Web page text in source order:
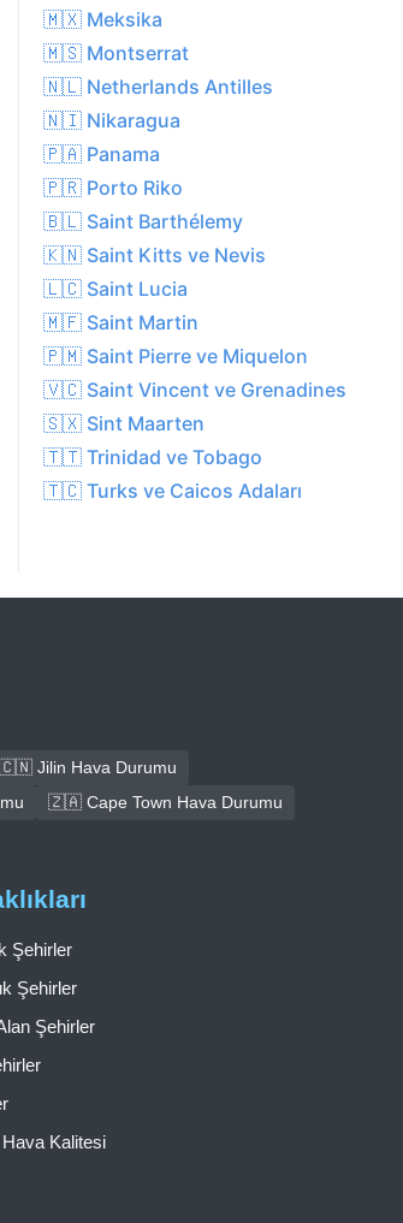
🇲🇽 Meksika
🇲🇸 Montserrat
🇳🇱 Netherlands Antilles
🇳🇮 Nikaragua
🇵🇦 Panama
🇵🇷 Porto Riko
🇧🇱 Saint Barthélemy
🇰🇳 Saint Kitts ve Nevis
🇱🇨 Saint Lucia
🇲🇫 Saint Martin
🇵🇲 Saint Pierre ve Miquelon
🇻🇨 Saint Vincent ve Grenadines
🇸🇽 Sint Maarten
🇹🇹 Trinidad ve Tobago
🇹🇨 Turks ve Caicos Adaları
🇨🇳 Jilin Hava Durumu
🇿🇦 Cape Town Hava Durumu
Şehirler
Şehirler
Şehirler
Kalitesi